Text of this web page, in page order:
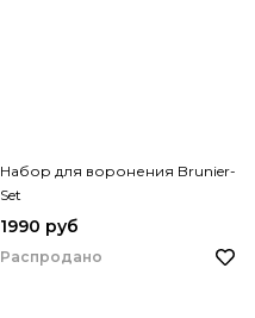
Набор для воронения Brunier-
Set
1990 руб
Распродано